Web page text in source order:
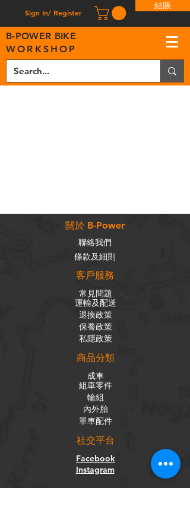
Sign In/ Register
結賬
B-POWER BIKE
WORKSHOP
關於 B-Power
聯絡我們
條款及細則
客戶服務
常見問題
運輸及配送
退換政策
保養政策
私隱政策
​商品分類
成車
組車零件
輪組
內外胎
單車配件
社交平台
Facebook
Instagram